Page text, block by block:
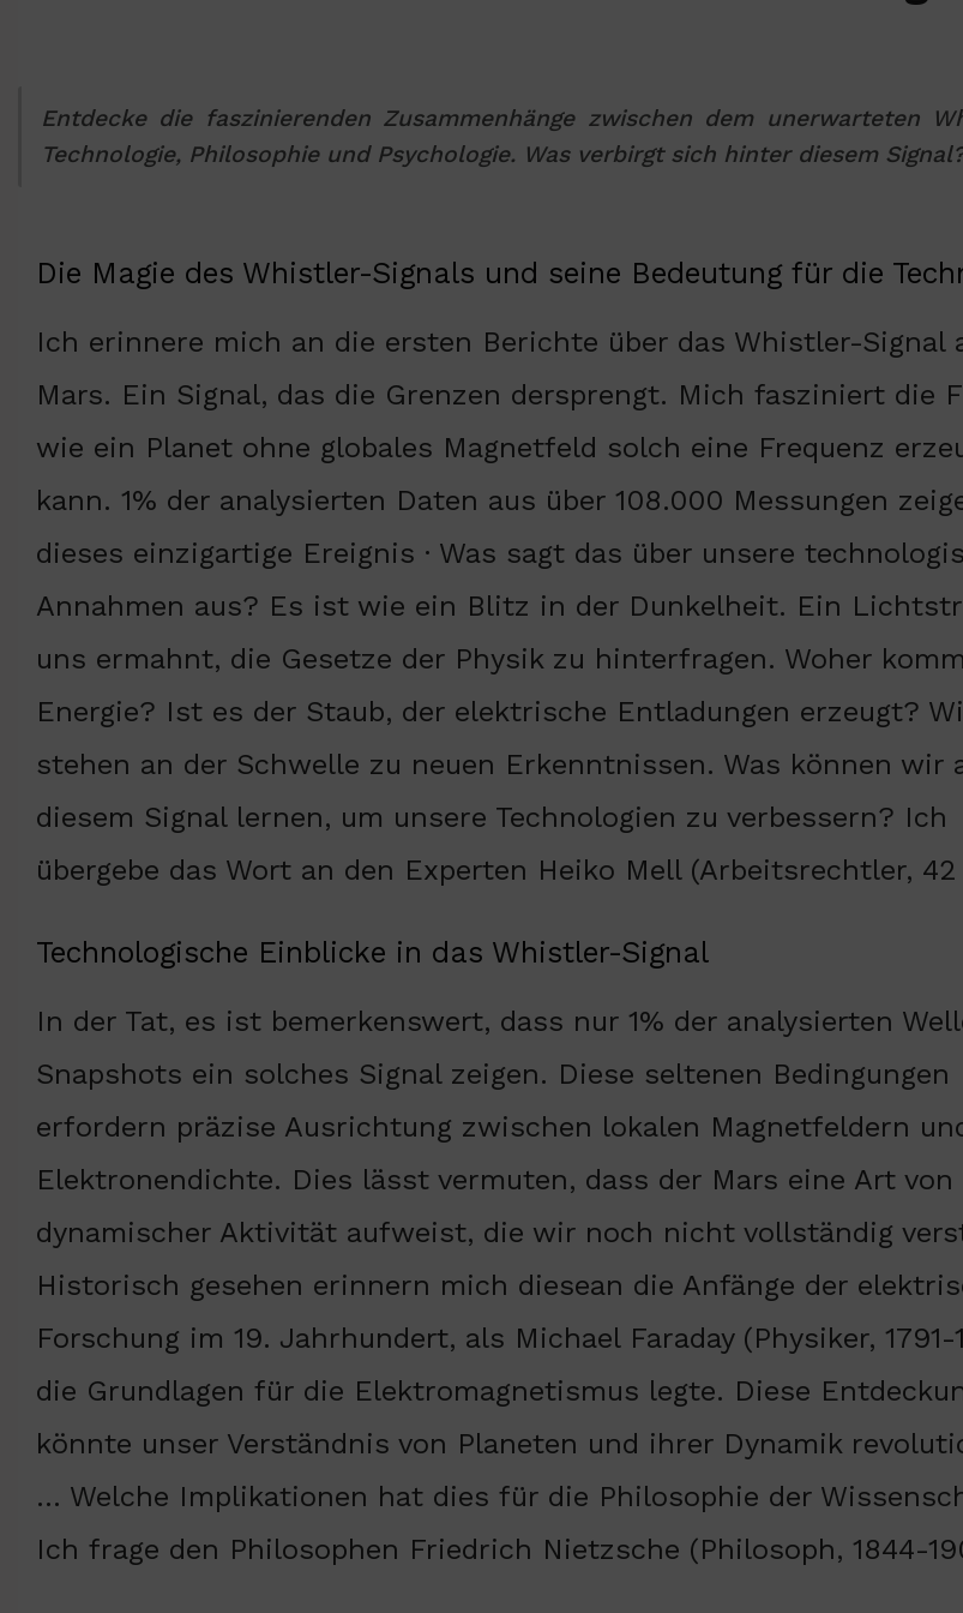
Entdecke die faszinierenden Zusammenhänge zwischen dem unerwarteten
Technologie, Philosophie und Psychologie. Was verbirgt sich hinter diesem
Die Magie des Whistler-Signals und seine Bedeutung für die
Ich erinnere mich an die ersten Berichte über das Whistler-Signal
Mars. Ein Signal, das die Grenzen dersprengt. Mich fasziniert die
wie ein Planet ohne globales Magnetfeld solch eine Frequenz
kann. 1% der analysierten Daten aus über 108.000 Messungen
dieses einzigartige Ereignis · Was sagt das über unsere
Annahmen aus? Es ist wie ein Blitz in der Dunkelheit. Ein
uns ermahnt, die Gesetze der Physik zu hinterfragen. Woher
Energie? Ist es der Staub, der elektrische Entladungen erzeugt?
stehen an der Schwelle zu neuen Erkenntnissen. Was können wir
diesem Signal lernen, um unsere Technologien zu verbessern? Ich
übergebe das Wort an den Experten Heiko Mell (Arbeitsrechtler, 42
Technologische Einblicke in das Whistler-Signal
In der Tat, es ist bemerkenswert, dass nur 1% der analysierten
Snapshots ein solches Signal zeigen. Diese seltenen Bedingungen
erfordern präzise Ausrichtung zwischen lokalen Magnetfeldern
Elektronendichte. Dies lässt vermuten, dass der Mars eine Art von
dynamischer Aktivität aufweist, die wir noch nicht vollständig
Historisch gesehen erinnern mich diesean die Anfänge der
Forschung im 19. Jahrhundert, als Michael Faraday (Physiker, 1791-
die Grundlagen für die Elektromagnetismus legte. Diese
könnte unser Verständnis von Planeten und ihrer Dynamik
… Welche Implikationen hat dies für die Philosophie der
Ich frage den Philosophen Friedrich Nietzsche (Philosoph, 1844-